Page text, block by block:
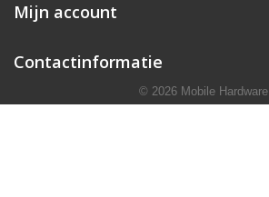
Mijn account
Contactinformatie
© 2026 Mobile Hardware